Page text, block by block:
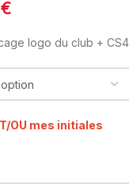
€
logo du club +
OU mes initiales